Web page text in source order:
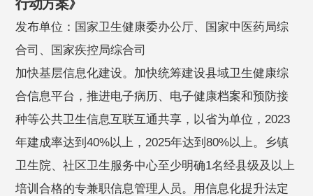
行动方案》
发布单位：国家卫生健康委办公厅、国家中医药局综
合司、国家疾控局综合司
加快基层信息化建设。加快统筹建设县域卫生健康综
合信息平台，推进电子病历、电子健康档案和预防接
种等公共卫生信息互联互通共享，以省为单位，2023
年建成率达到40%以上，2025年达到80%以上。乡镇
卫生院、社区卫生服务中心至少明确1名经县级及以上
培训合格的专兼职信息管理人员。用信息化提升法定